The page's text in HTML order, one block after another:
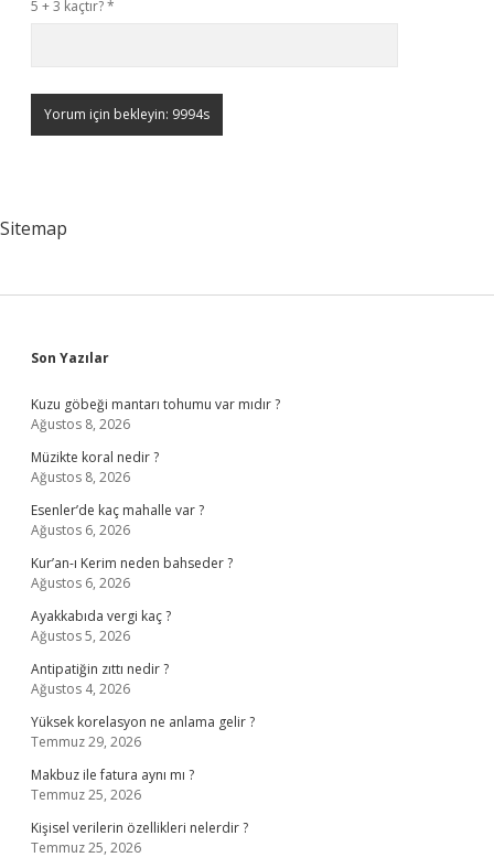
5 + 3 kaçtır?*
Sitemap
Sidebar
Son Yazılar
Kuzu göbeği mantarı tohumu var mıdır ?
Ağustos 8, 2026
Müzikte koral nedir ?
Ağustos 8, 2026
Esenler’de kaç mahalle var ?
Ağustos 6, 2026
Kur’an-ı Kerim neden bahseder ?
Ağustos 6, 2026
Ayakkabıda vergi kaç ?
Ağustos 5, 2026
Antipatiğin zıttı nedir ?
Ağustos 4, 2026
Yüksek korelasyon ne anlama gelir ?
Temmuz 29, 2026
Makbuz ile fatura aynı mı ?
Temmuz 25, 2026
Kişisel verilerin özellikleri nelerdir ?
Temmuz 25, 2026